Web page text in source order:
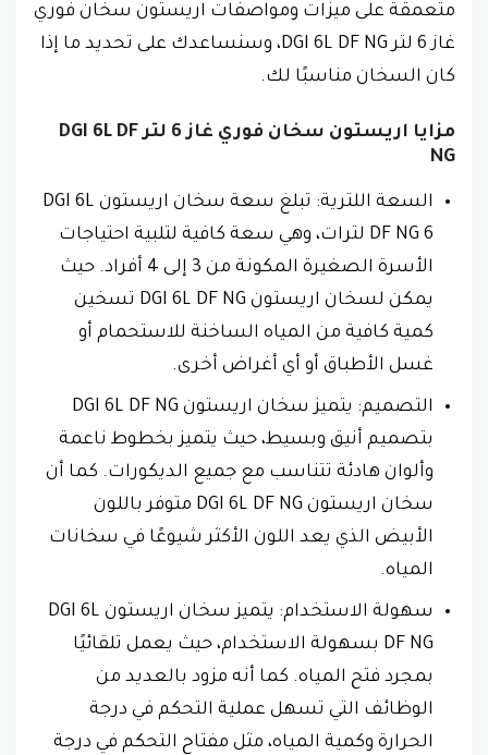
متعمقة على ميزات ومواصفات اريستون سخان فوري
غاز 6 لتر DGI 6L DF NG، وسنساعدك على تحديد ما إذا
كان السخان مناسبًا لك.
مزايا اريستون سخان فوري غاز 6 لتر DGI 6L DF
NG
السعة اللترية: تبلغ سعة سخان اريستون DGI 6L
DF NG 6 لترات، وهي سعة كافية لتلبية احتياجات
الأسرة الصغيرة المكونة من 3 إلى 4 أفراد. حيث
يمكن لسخان اريستون DGI 6L DF NG تسخين
كمية كافية من المياه الساخنة للاستحمام أو
غسل الأطباق أو أي أغراض أخرى.
التصميم: يتميز سخان اريستون DGI 6L DF NG
بتصميم أنيق وبسيط، حيث يتميز بخطوط ناعمة
وألوان هادئة تتناسب مع جميع الديكورات. كما أن
سخان اريستون DGI 6L DF NG متوفر باللون
الأبيض الذي يعد اللون الأكثر شيوعًا في سخانات
المياه.
سهولة الاستخدام: يتميز سخان اريستون DGI 6L
DF NG بسهولة الاستخدام، حيث يعمل تلقائيًا
بمجرد فتح المياه. كما أنه مزود بالعديد من
الوظائف التي تسهل عملية التحكم في درجة
الحرارة وكمية المياه، مثل مفتاح التحكم في درجة